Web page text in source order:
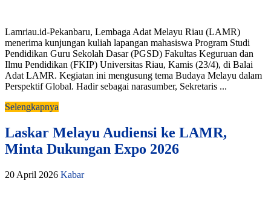
Lamriau.id-Pekanbaru, Lembaga Adat Melayu Riau (LAMR)
menerima kunjungan kuliah lapangan mahasiswa Program Studi
Pendidikan Guru Sekolah Dasar (PGSD) Fakultas Keguruan dan
Ilmu Pendidikan (FKIP) Universitas Riau, Kamis (23/4), di Balai
Adat LAMR. Kegiatan ini mengusung tema Budaya Melayu dalam
Perspektif Global. Hadir sebagai narasumber, Sekretaris ...
Selengkapnya
Laskar Melayu Audiensi ke LAMR,
Minta Dukungan Expo 2026
20 April 2026 Kabar